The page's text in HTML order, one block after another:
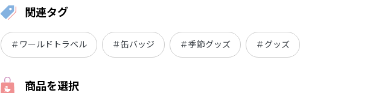
関連タグ
＃ワールドトラベル ＃缶バッジ ＃季節グッズ ＃グッズ
商品を選択